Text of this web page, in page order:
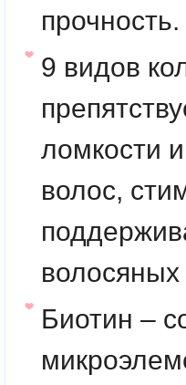
прочность.
9 видов
ломкости
волос,
волосяных
Биотин –